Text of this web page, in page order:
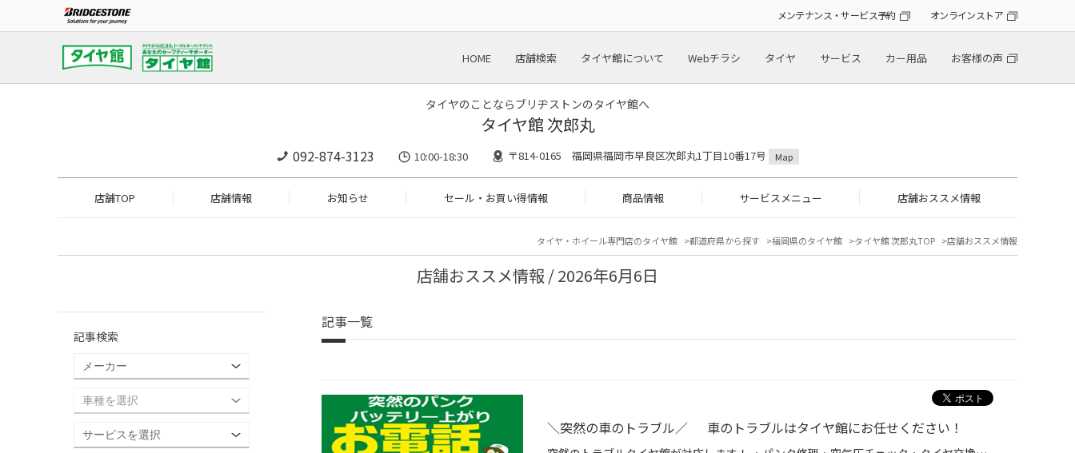
メンテナンス・サービス予約 オンラインストア
HOME 店舗検索 タイヤ館について Webチラシ タイヤ サービス カー用品 お客様の声
タイヤのことならブリヂストンのタイヤ館へ
タイヤ館 次郎丸
092-874-3123 10:00-18:30 〒814-0165 福岡県福岡市早良区次郎丸1丁目10番17号 Map
店舗TOP 店舗情報 お知らせ セール・お買い得情報 商品情報 サービスメニュー 店舗おススメ情報
タイヤ・ホイール専門店のタイヤ館 都道府県から探す 福岡県のタイヤ館 タイヤ館 次郎丸TOP 店舗おススメ情報
店舗おススメ情報 / 2026年6月6日
記事一覧
＼突然の車のトラブル／ 車のトラブルはタイヤ館にお任せください！
記事検索